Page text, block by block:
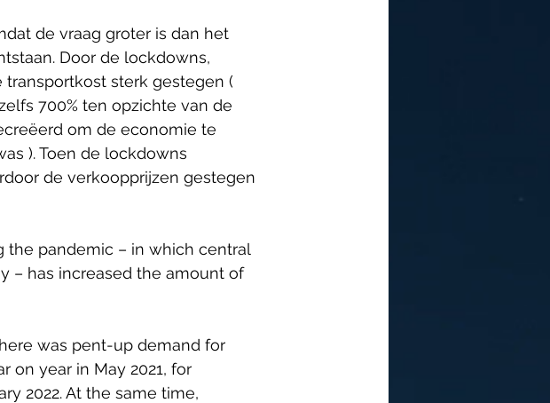
de vraag groter is dan het
Door de lockdowns,
sterk gestegen (
700% ten opzichte van de
om de economie te
). Toen de lockdowns
de verkoopprijzen gestegen
the pandemic – in which central
– has increased the amount of
was pent-up demand for
on year in May 2021, for
2022. At the same time,